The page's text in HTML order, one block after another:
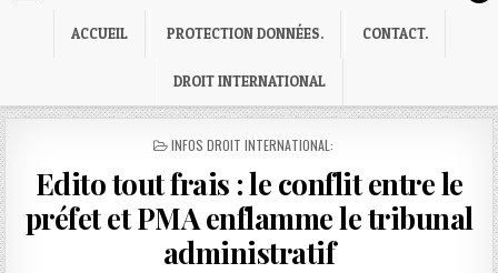
ACCUEIL PROTECTION DONNÉES. CONTACT.
DROIT INTERNATIONAL
POSTED
INFOS DROIT INTERNATIONAL:
Edito tout frais : le conflit entre le
préfet et PMA enflamme le tribunal
administratif